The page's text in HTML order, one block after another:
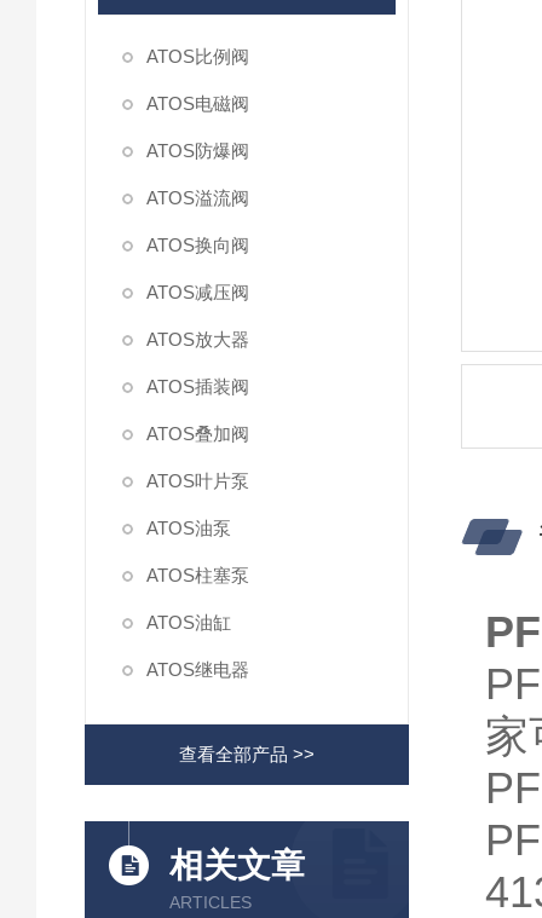
ATOS比例阀
ATOS电磁阀
ATOS防爆阀
ATOS溢流阀
ATOS换向阀
ATOS减压阀
ATOS放大器
ATOS插装阀
ATOS叠加阀
ATOS叶片泵
ATOS油泵
ATOS柱塞泵
ATOS油缸
ATOS继电器
查看全部产品 >>
相关文章
ARTICLES
家